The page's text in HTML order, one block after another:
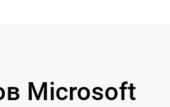
Microsoft